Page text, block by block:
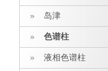
岛津
色谱柱
液相色谱柱